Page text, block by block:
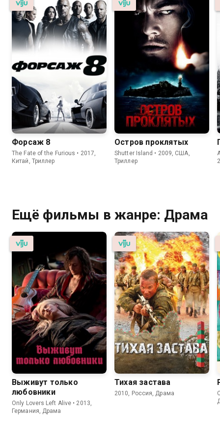
Форсаж 8
The Fate of the Furious • 2017,
Китай, Триллер
Остров проклятых
Shutter Island • 2009, США,
Триллер
Ещё фильмы в жанре: Драма
Выживут только
любовники
Only Lovers Left Alive • 2013,
Германия, Драма
Тихая застава
2010, Россия, Драма